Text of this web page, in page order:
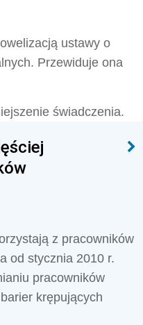
ustawy o
Przewiduje ona
świadczenia.
z pracowników
od stycznia 2010 r.
pracowników
krępujących